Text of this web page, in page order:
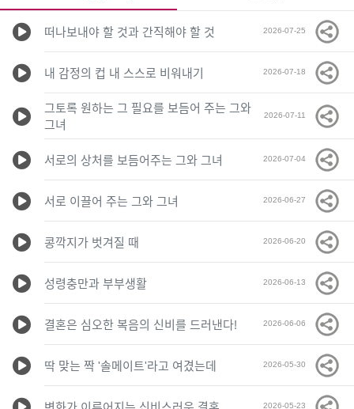
떠나보내야 할 것과 간직해야 할 것 2026-07-25
내 감정의 컵 내 스스로 비워내기 2026-07-18
그토록 원하는 그 필요를 보듬어 주는 그와
그녀
2026-07-11
서로의 상처를 보듬어주는 그와 그녀 2026-07-04
서로 이끌어 주는 그와 그녀 2026-06-27
콩깍지가 벗겨질 때 2026-06-20
성령충만과 부부생활 2026-06-13
결혼은 심오한 복음의 신비를 드러낸다! 2026-06-06
딱 맞는 짝 '솔메이트'라고 여겼는데 2026-05-30
2026-05-23